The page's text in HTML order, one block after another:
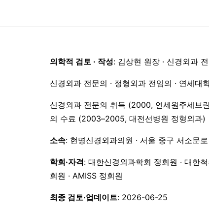
의학적 검토 · 작성: 김상현 원장 · 신경외과
신경외과 전문의 · 정형외과 전임의 · 연세대
신경외과 전문의 취득 (2000, 연세원주세브
의 수료 (2003–2005, 대전선병원 정형외과)
소속: 현명신경외과의원 · 서울 중구 서소문
학회·자격: 대한신경외과학회 정회원 · 대한
회원 · AMISS 정회원
최종 검토·업데이트: 2026-06-25